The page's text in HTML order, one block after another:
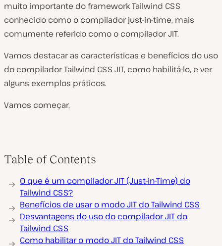
muito importante do framework Tailwind CSS
conhecido como o compilador just-in-time, mais
comumente referido como o compilador JIT.
Vamos destacar as características e benefícios do uso
do compilador Tailwind CSS JIT, como habilitá-lo, e ver
alguns exemplos práticos.
Vamos começar.
Table of Contents
O que é um compilador JIT (Just-in-Time) do
Tailwind CSS?
Benefícios de usar o modo JIT do Tailwind CSS
Desvantagens do uso do compilador JIT do
Tailwind CSS
Como habilitar o modo JIT do Tailwind CSS